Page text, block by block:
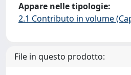
Appare nelle tipologie:
2.1 Contributo in volume
File in questo prodotto: